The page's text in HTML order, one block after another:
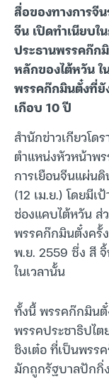
สื่อของทางการจี
จีน เปิดทำเนียบใ
ประธานพรรคก๊ก
หลักของไต้หวัน ใ
พรรคก๊กมินตั๋งที่ยั
เกือบ 10 ปี
สำนักข่าวเกียวโด
ตำแหน่งหัวหน้าพ
การเยือนจีนแผ่น
(12 เม.ย.) โดยมีเ
ช่องแคบไต้หวัน ส่
พรรคก๊กมินตั๋งครั้
พ.ย. 2559 ซึ่ง สี
ในเวลานั้น
ทั้งนี้ พรรคก๊กมิน
พรรคประชาธิปไต
ชิงเต๋อ ที่เป็นพรร
มักถูกรัฐบาลปักกิ่